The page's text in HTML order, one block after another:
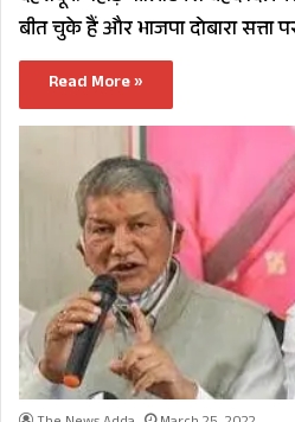
बीत चुके हैं और भाजपा दोबारा सत्ता
Read More »